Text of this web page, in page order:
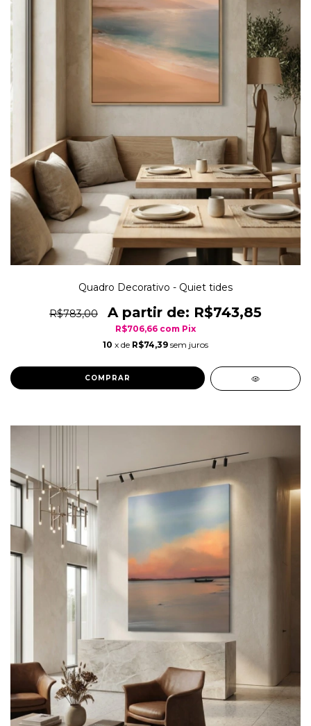
Quadro Decorativo - Quiet tides
R$783,00 R$743,85
R$706,66 com Pix
10 x de R$74,39 sem juros
COMPRAR